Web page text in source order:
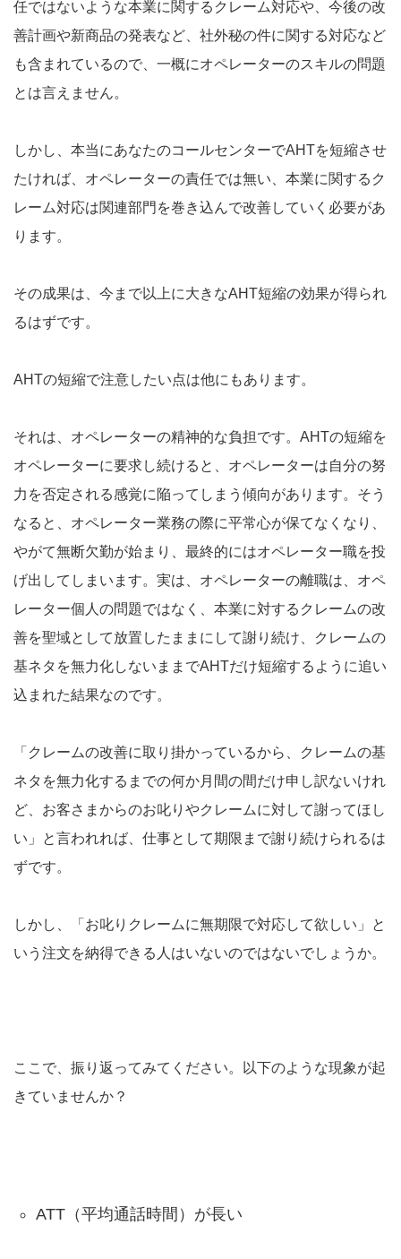
任ではないような本業に関するクレーム対応や、今後の改
善計画や新商品の発表など、社外秘の件に関する対応など
も含まれているので、一概にオペレーターのスキルの問題
とは言えません。
しかし、本当にあなたのコールセンターでAHTを短縮させ
たければ、オペレーターの責任では無い、本業に関するク
レーム対応は関連部門を巻き込んで改善していく必要があ
ります。
その成果は、今まで以上に大きなAHT短縮の効果が得られ
るはずです。
AHTの短縮で注意したい点は他にもあります。
それは、オペレーターの精神的な負担です。AHTの短縮を
オペレーターに要求し続けると、オペレーターは自分の努
力を否定される感覚に陥ってしまう傾向があります。そう
なると、オペレーター業務の際に平常心が保てなくなり、
やがて無断欠勤が始まり、最終的にはオペレーター職を投
げ出してしまいます。実は、オペレーターの離職は、オペ
レーター個人の問題ではなく、本業に対するクレームの改
善を聖域として放置したままにして謝り続け、クレームの
基ネタを無力化しないままでAHTだけ短縮するように追い
込まれた結果なのです。
「クレームの改善に取り掛かっているから、クレームの基
ネタを無力化するまでの何か月間の間だけ申し訳ないけれ
ど、お客さまからのお叱りやクレームに対して謝ってほし
い」と言われれば、仕事として期限まで謝り続けられるは
ずです。
しかし、「お叱りクレームに無期限で対応して欲しい」と
いう注文を納得できる人はいないのではないでしょうか。
ここで、振り返ってみてください。以下のような現象が起
きていませんか？
ATT（平均通話時間）が長い